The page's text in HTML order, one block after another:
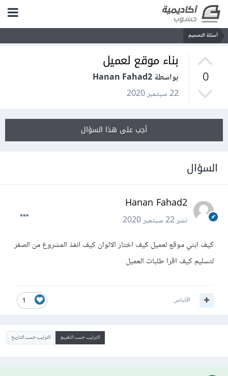
أسئلة التصميم
0
بناء موقع لعميل
بواسطة Hanan Fahad2
22 سبتمبر 2020
أجب على هذا السؤال
السؤال
Hanan Fahad2
نشر22 سبتمبر 2020
كيف ابني موقع لعميل كيف اختار الالوان كيف انفذ المشروع من الصفر
لتسليم كيف اقرا طلبات العميل
1 اقتباس
الترتيب حسب التقييم الترتيب حسب التاريخ